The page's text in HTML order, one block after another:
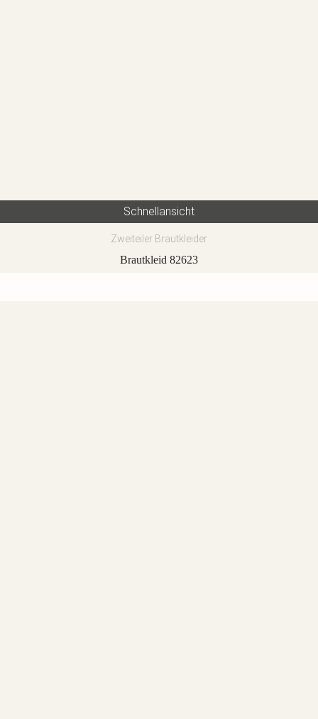
Schnellansicht
Zweiteiler Brautkleider
Brautkleid 82623